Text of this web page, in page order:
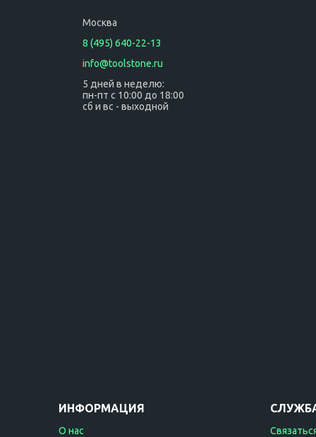
Москва
8 (495) 640-22-13
info@toolstone.ru
5 дней в неделю:
пн-пт с 10:00 до 18:00
сб и вс - выходной
ИНФОРМАЦИЯ
О нас